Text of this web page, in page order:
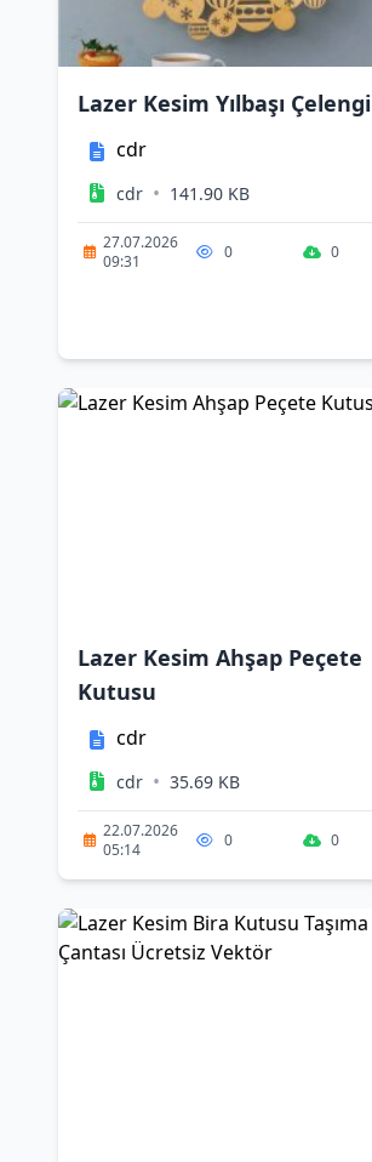
Lazer Kesim Yılbaşı Çelengi
cdr
cdr • 141.90 KB
27.07.2026
09:31
0 0
Lazer Kesim Ahşap Peçete
Kutusu
cdr
cdr • 35.69 KB
22.07.2026
05:14
0 0